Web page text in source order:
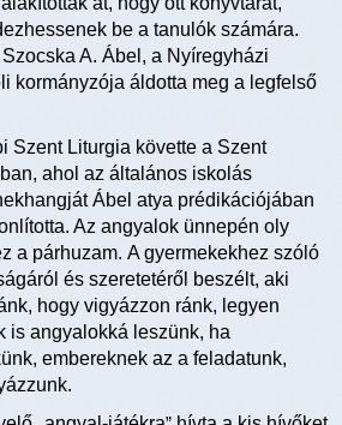
be a tanulók számára.
A. Ábel, a Nyíregyházi
kormányzója áldotta meg a legfelső
Szent Liturgia követte a Szent
ahol az általános iskolás
Ábel atya prédikációjában
Az angyalok ünnepén oly
a párhuzam. A gyermekekhez szóló
és szeretetéről beszélt, aki
hogy vigyázzon ránk, legyen
is angyalokká leszünk, ha
embereknek az a feladatunk,